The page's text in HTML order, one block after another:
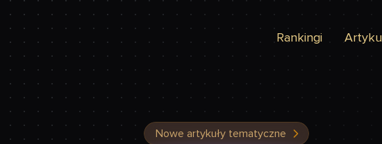
Rankingi
Nowe artykuły tematyczne